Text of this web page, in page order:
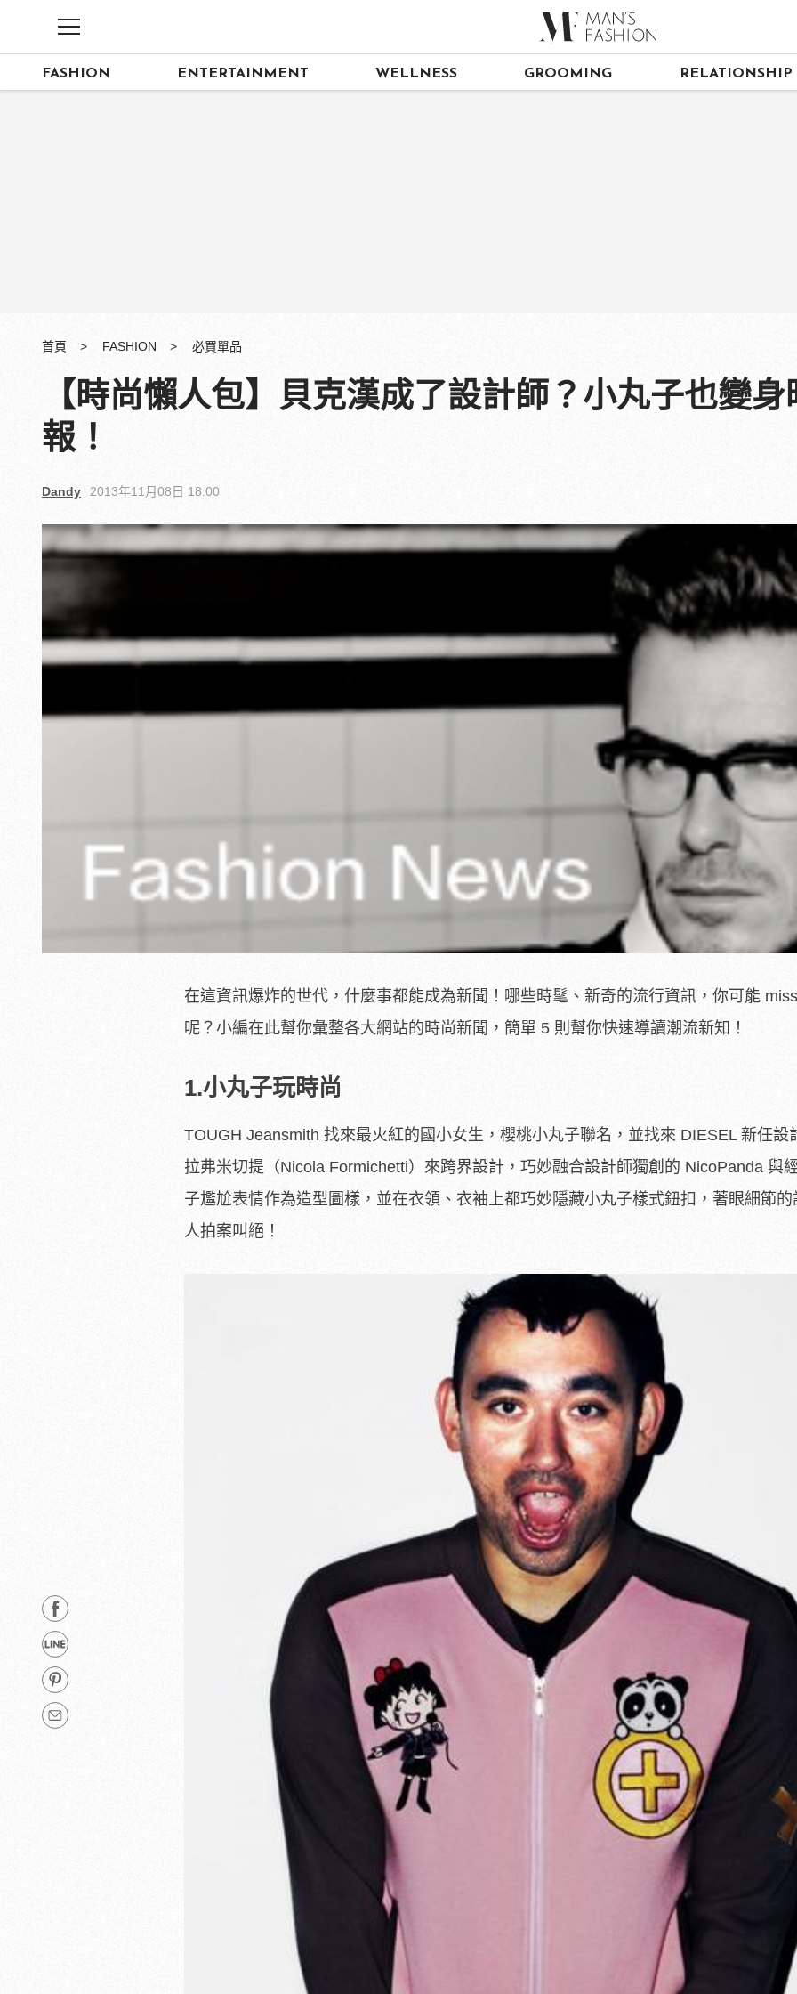
FASHION ENTERTAINMENT WELLNESS GROOMING RELATIONSHIP
首頁 FASHION 必買單品
【時尚懶人包】貝克漢成了設計師？小丸子也變
報！
Dandy 2013年11月08日 18:00
在這資訊爆炸的世代，什麼事都能成為新聞！哪些時髦、新奇的流行資訊，你可能
呢？小編在此幫你彙整各大網站的時尚新聞，簡單 5 則幫你快速導讀潮流新知！
1.小丸子玩時尚
TOUGH Jeansmith 找來最火紅的國小女生，櫻桃小丸子聯名，並找來 DIESEL 新任設
拉弗米切提（Nicola Formichetti）來跨界設計，巧妙融合設計師獨創的 NicoPanda 與
子尷尬表情作為造型圖樣，並在衣領、衣袖上都巧妙隱藏小丸子樣式鈕扣，著眼細節的
人拍案叫絕！